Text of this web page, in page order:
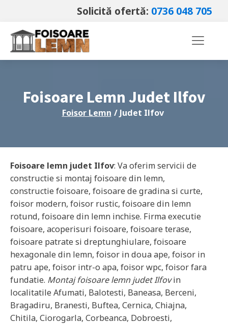
Solicită ofertă: 0736 048 705
Foisoare Lemn Judet Ilfov
Foisor Lemn / Judet Ilfov
Foisoare lemn judet Ilfov: Va oferim servicii de
constructie si montaj foisoare din lemn,
constructie foisoare, foisoare de gradina si curte,
foisor modern, foisor rustic, foisoare din lemn
rotund, foisoare din lemn inchise. Firma executie
foisoare, acoperisuri foisoare, foisoare terase,
foisoare patrate si dreptunghiulare, foisoare
hexagonale din lemn, foisor in doua ape, foisor in
patru ape, foisor intr-o apa, foisor wpc, foisor fara
fundatie. Montaj foisoare lemn judetIlfovin
localitatileAfumati, Balotesti, Baneasa, Berceni,
Bragadiru, Branesti, Buftea, Cernica, Chiajna,
Chitila, Ciorogarla, Corbeanca, Dobroesti,